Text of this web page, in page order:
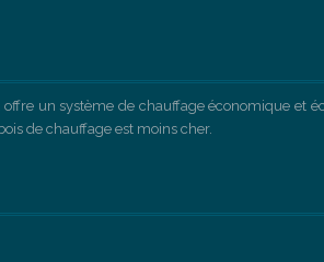
un système de chauffage économique et
de chauffage est moins cher.